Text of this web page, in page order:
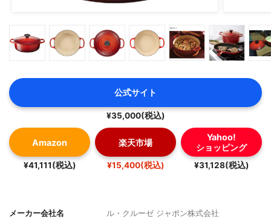
公式サイト
¥35,000(税込)
Amazon
¥41,111(税込)
楽天市場
¥15,400(税込)
Yahoo!
ショッピング
¥31,128(税込)
メーカー会社名
ル・クルーゼ ジャポン株式会社